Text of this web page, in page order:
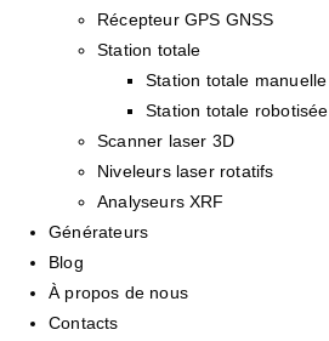
Récepteur GPS GNSS
Station totale
Station totale manuelle
Station totale robotisée
Scanner laser 3D
Niveleurs laser rotatifs
Analyseurs XRF
Générateurs
Blog
À propos de nous
Contacts